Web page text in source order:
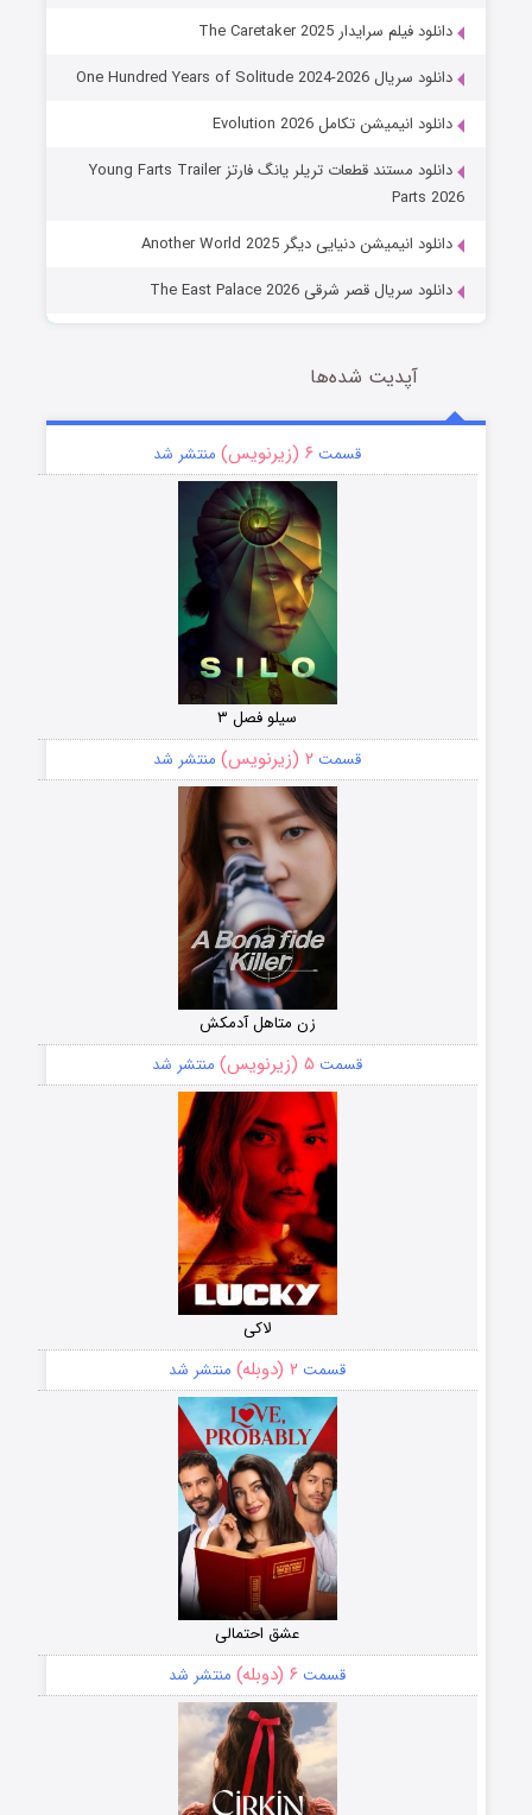
دانلود فیلم سرایدار The Caretaker 2025
دانلود سریال One Hundred Years of Solitude 2024-2026
دانلود انیمیشن تکامل Evolution 2026
دانلود مستند قطعات تریلر یانگ فارتز Young Farts Trailer
Parts 2026
دانلود انیمیشن دنیایی دیگر Another World 2025
دانلود سریال قصر شرقی The East Palace 2026
آپدیت شده‌ها
قسمت ۶ (زیرنویس) منتشر شد
سیلو فصل ۳
قسمت ۲ (زیرنویس) منتشر شد
زن متاهل آدمکش
قسمت ۵ (زیرنویس) منتشر شد
لاکی
قسمت ۲ (دوبله) منتشر شد
عشق احتمالی
قسمت ۶ (دوبله) منتشر شد